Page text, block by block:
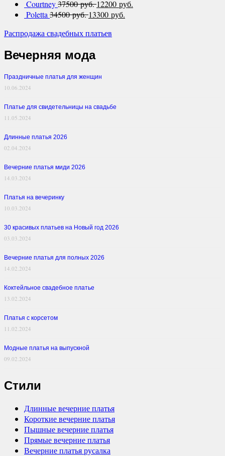
Courtney37500 руб. 12200 руб.
Poletta 34500 руб. 13300 руб.
Распродажа свадебных платьев
Вечерняя мода
Праздничные платья для женщин
10.06.2024
Платье для свидетельницы на свадьбе
11.05.2024
Длинные платья 2026
02.04.2024
Вечерние платья миди 2026
14.03.2024
Платья на вечеринку
10.03.2024
30 красивых платьев на Новый год 2026
03.03.2024
Вечерние платья для полных 2026
14.02.2024
Коктейльное свадебное платье
13.02.2024
Платья с корсетом
11.02.2024
Модные платья на выпускной
09.02.2024
Стили
Длинные вечерние платья
Короткие вечерние платья
Пышные вечерние платья
Прямые вечерние платья
Вечерние платья русалка